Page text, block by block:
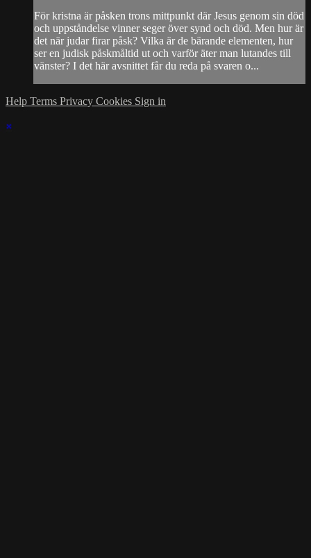
För kristna är påsken trons mittpunkt där Jesus genom sin död
och uppståndelse vinner seger över synd och död. Men hur är
det när judar firar påsk? Vilka är de bärande elementen, hur
ser en judisk påskmåltid ut och varför äter man lutandes till
vänster? I det här avsnittet får du reda på svaren o...
Help Terms Privacy Cookies Sign in
×